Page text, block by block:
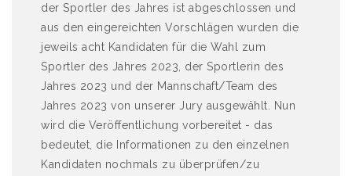
der Sportler des Jahres ist abgeschlossen und
aus den eingereichten Vorschlägen wurden die
jeweils acht Kandidaten für die Wahl zum
Sportler des Jahres 2023, der Sportlerin des
Jahres 2023 und der Mannschaft/Team des
Jahres 2023 von unserer Jury ausgewählt. Nun
wird die Veröffentlichung vorbereitet - das
bedeutet, die Informationen zu den einzelnen
Kandidaten nochmals zu überprüfen/zu